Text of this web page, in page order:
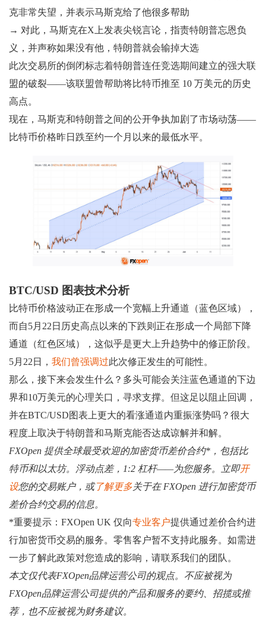
克非常失望，并表示马斯克给了他很多帮助
→ 对此，马斯克在X上发表尖锐言论，指责特朗普忘恩负
义，并声称如果没有他，特朗普就会输掉大选
此次交易所的倒闭标志着特朗普连任竞选期间建立的强大联
盟的破裂——该联盟曾帮助将比特币推至 10 万美元的历史
高点。
现在，马斯克和特朗普之间的公开争执加剧了市场动荡——
比特币价格昨日跌至约一个月以来的最低水平。
BTC/USD 图表技术分析
比特币价格波动正在形成一个宽幅上升通道（蓝色区域），
而自5月22日历史高点以来的下跌则正在形成一个局部下降
通道（红色区域），这似乎是更大上升趋势中的修正阶段。
5月22日， 我们曾强调过此次修正发生的可能性。
那么，接下来会发生什么？多头可能会关注蓝色通道的下边
界和10万美元的心理关口，寻求支撑。但这足以阻止回调，
并在BTC/USD图表上更大的看涨通道内重振涨势吗？很大
程度上取决于特朗普和马斯克能否达成谅解并和解。
FXOpen 提供全球最受欢迎的加密货币差价合约*，包括比
特币和以太坊。浮动点差，1:2 杠杆——为您服务。立即开
设您的交易账户，或了解更多关于在 FXOpen 进行加密货币
差价合约交易的信息。
*重要提示：FXOpen UK 仅向专业客户提供通过差价合约进
行加密货币交易的服务。零售客户暂不支持此服务。如需进
一步了解此政策对您造成的影响，请联系我们的团队。
本文仅代表FXOpen品牌运营公司的观点。不应被视为
FXOpen品牌运营公司提供的产品和服务的要约、招揽或推
荐，也不应被视为财务建议。